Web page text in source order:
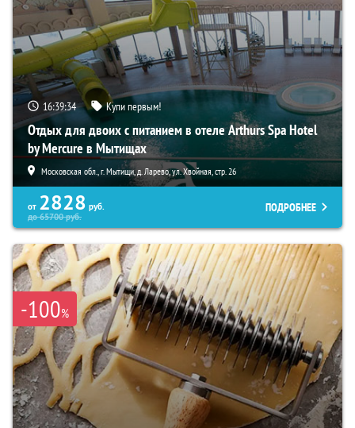
16:39:34 Купи первым!
Отдых для двоих с питанием в отеле Arthurs Spa Hotel
by Mercure в Мытищах
Московская обл., г. Мытищи, д. Ларево, ул. Хвойная, стр. 26
от 2828 руб.
до65700руб.
ПОДРОБНЕЕ
-100%